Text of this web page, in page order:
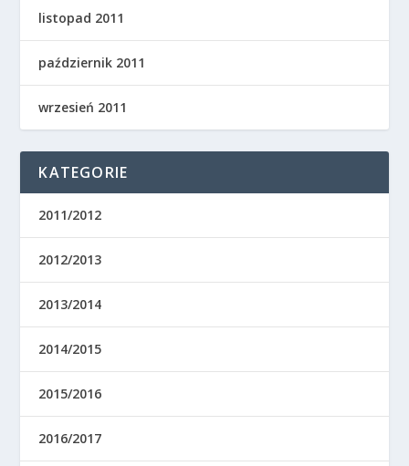
listopad 2011
październik 2011
wrzesień 2011
KATEGORIE
2011/2012
2012/2013
2013/2014
2014/2015
2015/2016
2016/2017